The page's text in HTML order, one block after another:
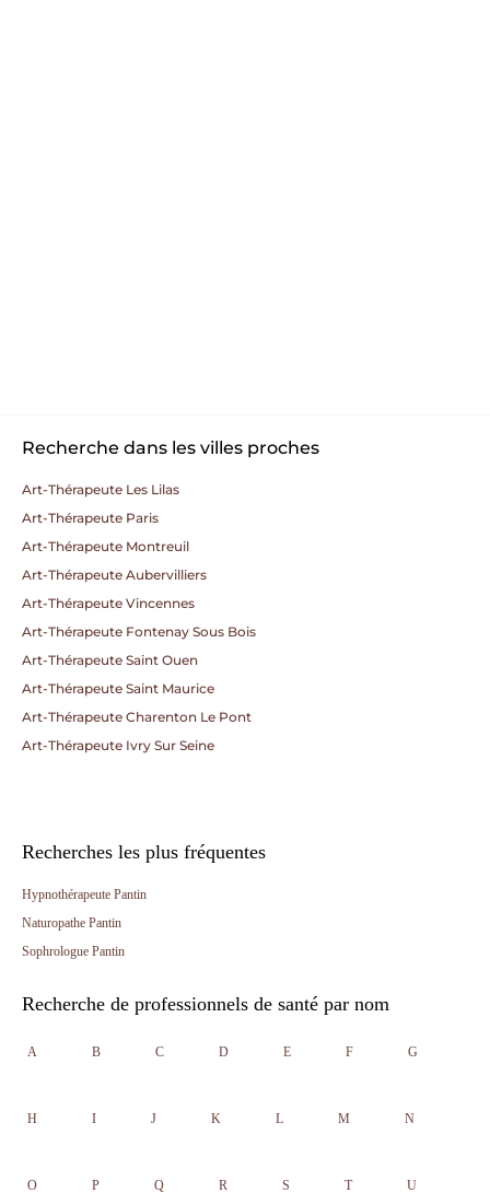
Recherche dans les villes proches
Art-Thérapeute Les Lilas
Art-Thérapeute Paris
Art-Thérapeute Montreuil
Art-Thérapeute Aubervilliers
Art-Thérapeute Vincennes
Art-Thérapeute Fontenay Sous Bois
Art-Thérapeute Saint Ouen
Art-Thérapeute Saint Maurice
Art-Thérapeute Charenton Le Pont
Art-Thérapeute Ivry Sur Seine
Recherches les plus fréquentes
Hypnothérapeute Pantin
Naturopathe Pantin
Sophrologue Pantin
Recherche de professionnels de santé par nom
A B C D E F G
H I J K L M N
O P Q R S T U